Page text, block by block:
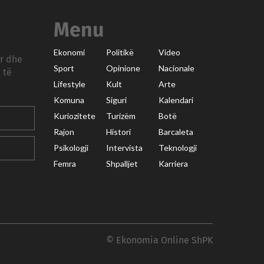
dhe
të
Menu
Ekonomi Politikë
Video
Sport
Opinione
Nacionale
Lifestyle
Kult
Arte
Komuna
Siguri
Kalendari
Kuriozitete
Turizëm
Botë
Rajon
Histori
Barcaleta
Psikologji
Intervista
Teknologji
Femra
Shpalljet Karriera
© Ekonomia Online ShPK